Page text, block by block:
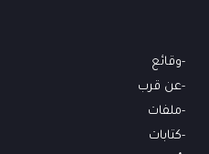
وقائع
عن قرب
ملفات
كتابات